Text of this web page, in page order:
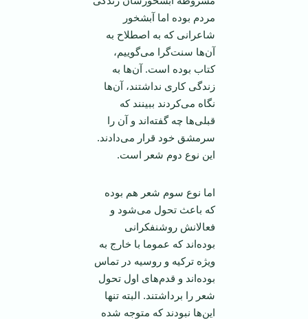
مردم بوده اما آبشخور
شاعرانی که به اصطلاح به
آن‌ها سنت‌گرا می‌گوییم،
کتاب بوده است. آن‌ها به
زندگی کاری نداشتند، آن‌ها
نگاه می‌کردند ببینند که
قبلی‌ها چه گفته‌اند و آن را
سرمشق خود قرار می‌دادند.
این نوع دوم شعر است.
اما نوع سوم شعر هم بوده
که باعث تحول می‌شود و
فعالانش روشنفکرانی
بوده‌اند که عموما با خارج به
ویژه ترکیه و روسیه در تماس
بوده‌اند و قدم‌های اول تحول
شعر را برداشتند. البته تنها
این‌ها نبودند که متوجه شده